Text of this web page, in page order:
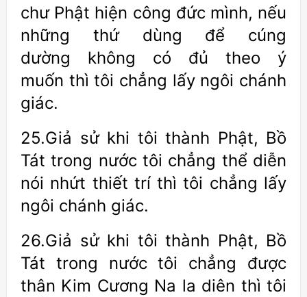
chư Phật hiện công đức mình, nếu
những thứ dùng để cúng
dường không có đủ theo ý
muốn thì tôi chẳng lấy ngôi chánh
giác.
25.Giả sử khi tôi thành Phật, Bồ
Tát trong nước tôi chẳng thể diễn
nói nhứt thiết trí thì tôi chẳng lấy
ngôi chánh giác.
26.Giả sử khi tôi thành Phật, Bồ
Tát trong nước tôi chẳng được
thân Kim Cương Na la diên thì tôi